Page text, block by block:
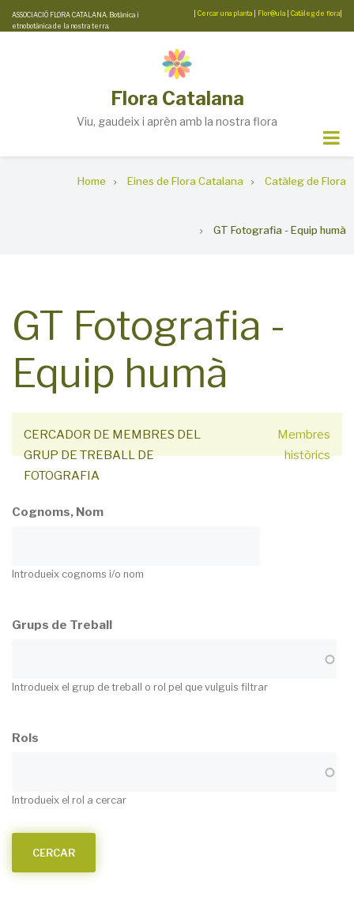
Skip
to
ASSOCIACIÓ FLORA CATALANA. Botànica i
etnobotànica de la nostra terra.
Cercar una planta Flor@ula Catàleg de flora
Flora Catalana
Viu, gaudeix i aprèn amb la nostra flora
Home Eines de Flora Catalana Catàleg de Flora
GT Fotografia - Equip humà
GT Fotografia -
Equip humà
CERCADOR DE MEMBRES DEL
GRUP DE TREBALL DE
FOTOGRAFIA
Membres
històrics
Cognoms, Nom
Introdueix cognoms i/o nom
Grups de Treball
Introdueix el grup de treball o rol pel que vulguis filtrar
Rols
Introdueix el rol a cercar